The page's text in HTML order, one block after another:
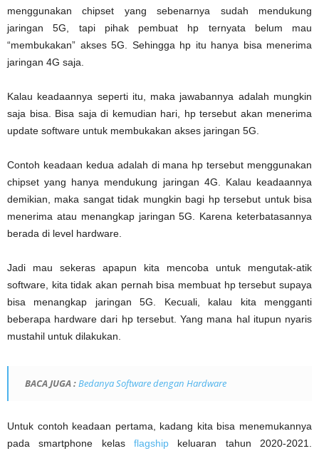
menggunakan chipset yang sebenarnya sudah mendukung
jaringan 5G, tapi pihak pembuat hp ternyata belum mau
“membukakan” akses 5G. Sehingga hp itu hanya bisa menerima
jaringan 4G saja.
Kalau keadaannya seperti itu, maka jawabannya adalah mungkin
saja bisa. Bisa saja di kemudian hari, hp tersebut akan menerima
update software untuk membukakan akses jaringan 5G.
Contoh keadaan kedua adalah di mana hp tersebut menggunakan
chipset yang hanya mendukung jaringan 4G. Kalau keadaannya
demikian, maka sangat tidak mungkin bagi hp tersebut untuk bisa
menerima atau menangkap jaringan 5G. Karena keterbatasannya
berada di level hardware.
Jadi mau sekeras apapun kita mencoba untuk mengutak-atik
software, kita tidak akan pernah bisa membuat hp tersebut supaya
bisa menangkap jaringan 5G. Kecuali, kalau kita mengganti
beberapa hardware dari hp tersebut. Yang mana hal itupun nyaris
mustahil untuk dilakukan.
BACA JUGA :Bedanya Software dengan Hardware
Untuk contoh keadaan pertama, kadang kita bisa menemukannya
pada smartphone kelas flagship keluaran tahun 2020-2021.